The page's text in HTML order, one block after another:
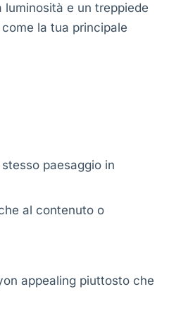
e un treppiede
la tua principale
paesaggio in
al contenuto o
appealing piuttosto che